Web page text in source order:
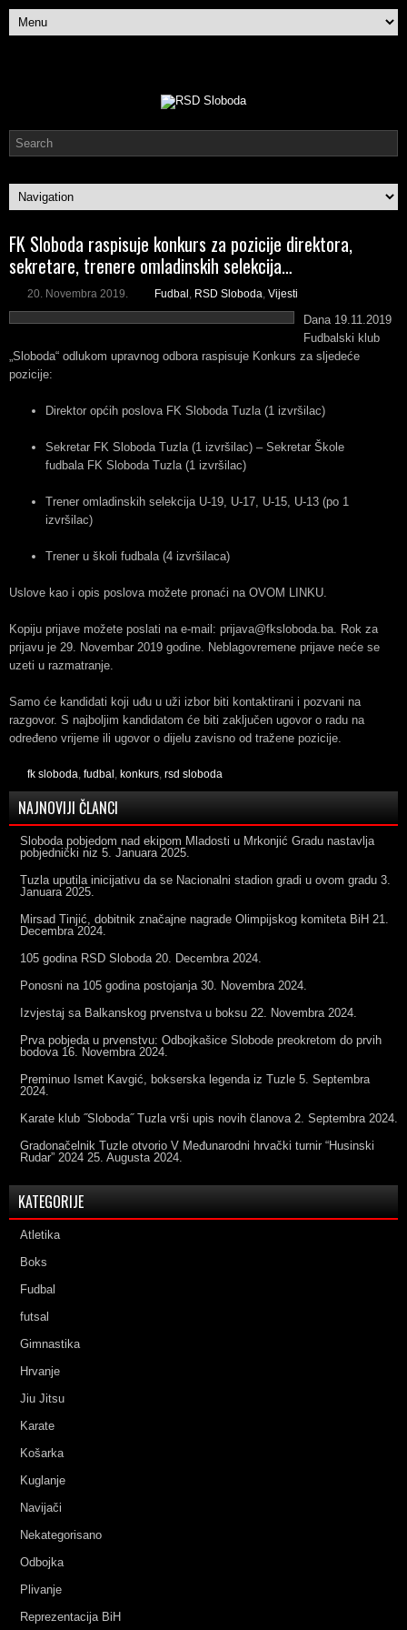
FK Sloboda raspisuje konkurs za pozicije direktora,
sekretare, trenere omladinskih selekcija…
20. Novembra 2019. Fudbal , RSD Sloboda, Vijesti
Dana 19.11.2019
Fudbalski klub
„Sloboda“ odlukom upravnog odbora raspisuje Konkurs za sljedeće
pozicije:
Direktor općih poslova FK Sloboda Tuzla (1 izvršilac)
Sekretar FK Sloboda Tuzla (1 izvršilac) – Sekretar Škole
fudbala FK Sloboda Tuzla (1 izvršilac)
Trener omladinskih selekcija U-19, U-17, U-15, U-13 (po 1
izvršilac)
Trener u školi fudbala (4 izvršilaca)
Uslove kao i opis poslova možete pronaći na OVOM LINKU.
Kopiju prijave možete poslati na e-mail: prijava@fksloboda.ba. Rok za
prijavu je 29. Novembar 2019 godine. Neblagovremene prijave neće se
uzeti u razmatranje.
Samo će kandidati koji uđu u uži izbor biti kontaktirani i pozvani na
razgovor. S najboljim kandidatom će biti zaključen ugovor o radu na
određeno vrijeme ili ugovor o dijelu zavisno od tražene pozicije.
fk sloboda, fudbal , konkurs, rsd sloboda
NAJNOVIJI ČLANCI
Sloboda pobjedom nad ekipom Mladosti u Mrkonjić Gradu nastavlja
pobjednički niz 5. Januara 2025.
Tuzla uputila inicijativu da se Nacionalni stadion gradi u ovom gradu 3.
Januara 2025.
Mirsad Tinjić, dobitnik značajne nagrade Olimpijskog komiteta BiH 21.
Decembra 2024.
105 godina RSD Sloboda 20. Decembra 2024.
Ponosni na 105 godina postojanja 30. Novembra 2024.
Izvjestaj sa Balkanskog prvenstva u boksu 22. Novembra 2024.
Prva pobjeda u prvenstvu: Odbojkašice Slobode preokretom do prvih
bodova 16. Novembra 2024.
Preminuo Ismet Kavgić, bokserska legenda iz Tuzle 5. Septembra
2024.
Karate klub ˝Sloboda˝ Tuzla vrši upis novih članova 2. Septembra 2024.
Gradonačelnik Tuzle otvorio V Međunarodni hrvački turnir “Husinski
Rudar” 2024 25. Augusta 2024.
KATEGORIJE
Atletika
Boks
Fudbal
futsal
Gimnastika
Hrvanje
Jiu Jitsu
Karate
Košarka
Kuglanje
Navijači
Nekategorisano
Odbojka
Plivanje
Reprezentacija BiH